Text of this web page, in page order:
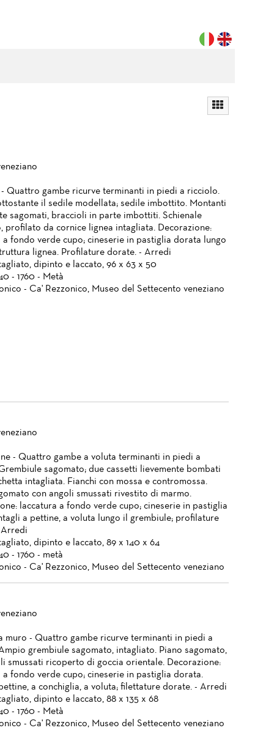
Quattro gambe ricurve terminanti in piedi a ricciolo.
il sedile modellata; sedile imbottito. Montanti
sagomati, braccioli in parte imbottiti. Schienale
profilato da cornice lignea intagliata. Decorazione:
a fondo verde cupo; cineserie in pastiglia dorata lungo
lignea. Profilature dorate. - Arredi
dipinto e laccato, 96 x 63 x 50
- 1760 - Metà
- Ca' Rezzonico, Museo del Settecento veneziano
- Quattro gambe a voluta terminanti in piedi a
sagomato; due cassetti lievemente bombati
intagliata. Fianchi con mossa e contromossa.
con angoli smussati rivestito di marmo.
laccatura a fondo verde cupo; cineserie in pastiglia
a pettine, a voluta lungo il grembiule; profilature
dipinto e laccato, 89 x 140 x 64
- 1760 - metà
- Ca' Rezzonico, Museo del Settecento veneziano
muro - Quattro gambe ricurve terminanti in piedi a
grembiule sagomato, intagliato. Piano sagomato,
smussati ricoperto di goccia orientale. Decorazione:
a fondo verde cupo; cineserie in pastiglia dorata.
a conchiglia, a voluta; filettature dorate. - Arredi
dipinto e laccato, 88 x 135 x 68
- 1760 - Metà
- Ca' Rezzonico, Museo del Settecento veneziano